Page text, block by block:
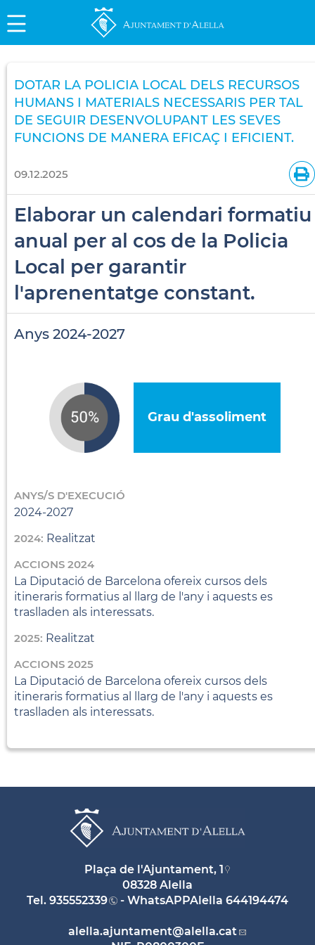
DOTAR LA POLICIA LOCAL DELS RECURSOS
HUMANS I MATERIALS NECESSARIS PER TAL
DE SEGUIR DESENVOLUPANT LES SEVES
FUNCIONS DE MANERA EFICAÇ I EFICIENT.
09.12.2025
Elaborar un calendari formatiu
anual per al cos de la Policia
Local per garantir
l'aprenentatge constant.
Anys 2024-2027
Grau d'assoliment
ANYS/S D'EXECUCIÓ
2024-2027
2024: Realitzat
ACCIONS 2024
La Diputació de Barcelona ofereix cursos dels
itineraris formatius al llarg de l'any i aquests es
traslladen als interessats.
2025: Realitzat
ACCIONS 2025
La Diputació de Barcelona ofereix cursos dels
itineraris formatius al llarg de l'any i aquests es
traslladen als interessats.
Plaça de l'Ajuntament, 1
08328 Alella
Tel. 935552339 - WhatsAPPAlella 644194474
alella.ajuntament@alella.cat